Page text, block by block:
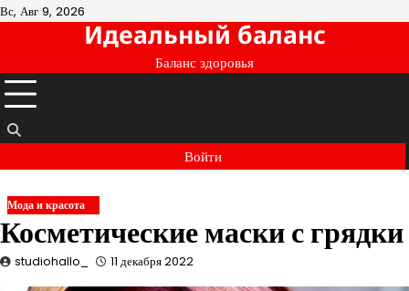
Перейти
Вс, Авг 9, 2026
Идеальный баланс
Баланс здоровья
Войти
Мода и красота
Косметические маски с грядки
studiohallo_ 11 декабря 2022